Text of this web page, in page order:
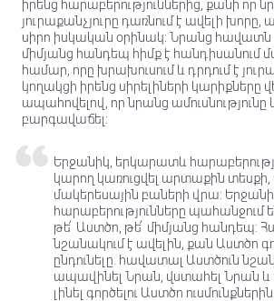
իրենց հարաբերություններից, քանի որ
յուրաքանչյուրը դառնում է ավելի խորը,
սիրո իսկական օրինակ: Նրանց
միմյանց հանդեպ հիմք է հանդիսանում
համար, որը խրախուսում և դրդում է
կողակցի իրենց սիրելիների կարիքները
ապահովելով, որ նրանց ամուսնությունը
բարգավաճել:
Երջանիկ, երկարատև
կարող կառուցվել արտաքին տեսքի,
մակերեսային բաների վրա:
հարաբերությունները պահանջում
թե՛ Աստծո, թե՛ միմյանց հանդեպ:
նշանակում է ավելին, քան Աստծո
ընդունելը. հավատալ Աստծուն
ապավինել Նրան, վստահել Նրան
լինել գործելու Աստծո ուսմունքներին